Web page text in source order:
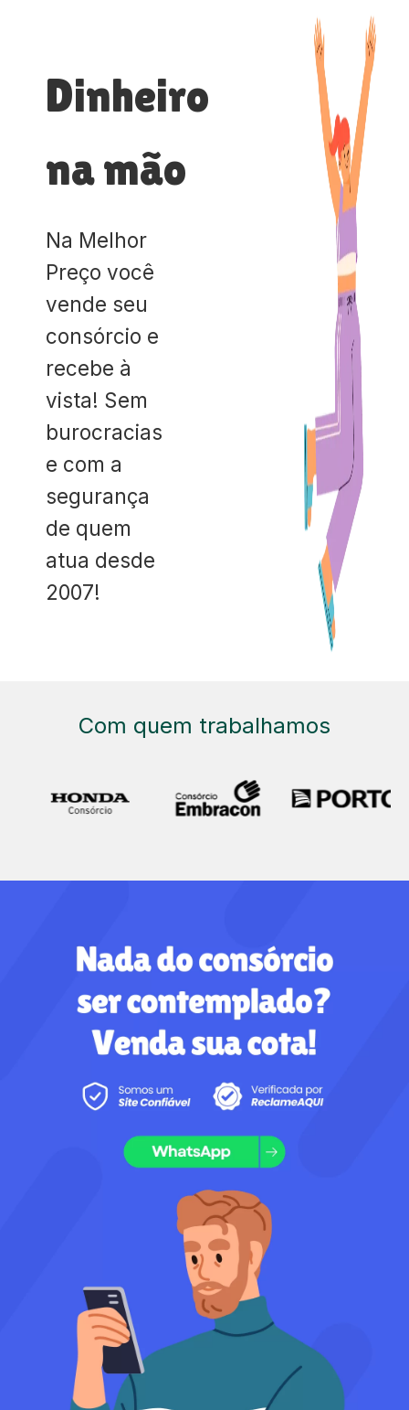
Dinheiro
na mão
Na Melhor
Preço você
vende seu
consórcio e
recebe à
vista! Sem
burocracias
e com a
segurança
de quem
atua desde
2007!
Com quem trabalhamos